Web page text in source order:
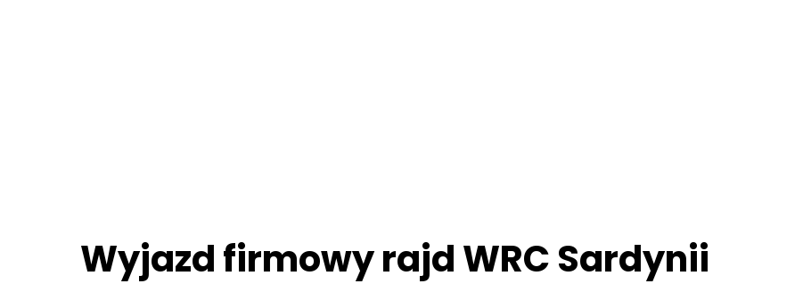
Wyjazd firmowy rajd WRC Sardynii